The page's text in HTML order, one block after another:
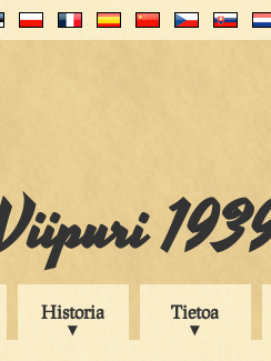
Historia Tietoa